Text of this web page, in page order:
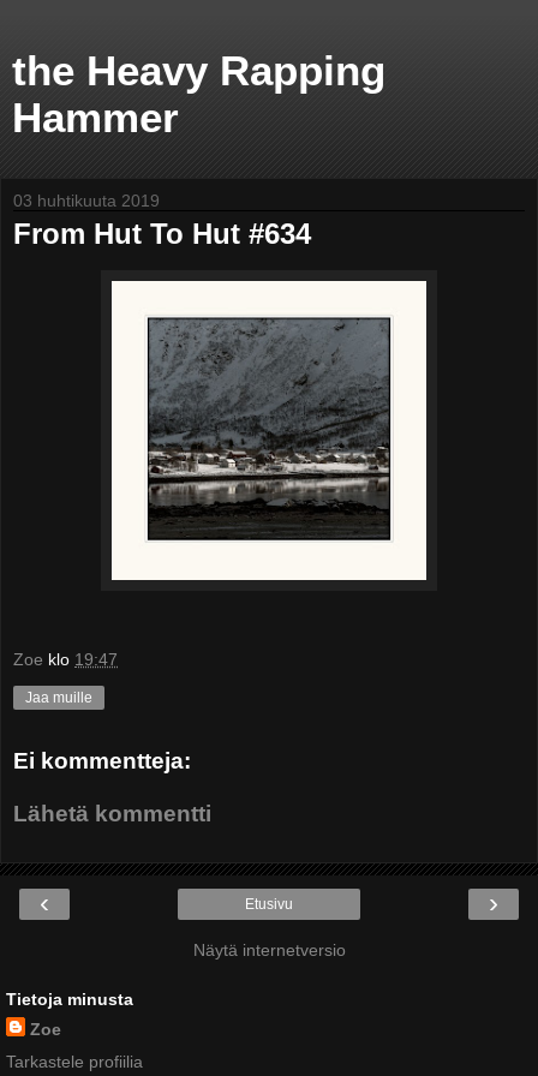
the Heavy Rapping
Hammer
03 huhtikuuta 2019
From Hut To Hut #634
Zoe klo 19:47
Jaa muille
Ei kommentteja:
Lähetä kommentti
‹ ›
Etusivu
Näytä internetversio
Tietoja minusta
Zoe
Tarkastele profiilia